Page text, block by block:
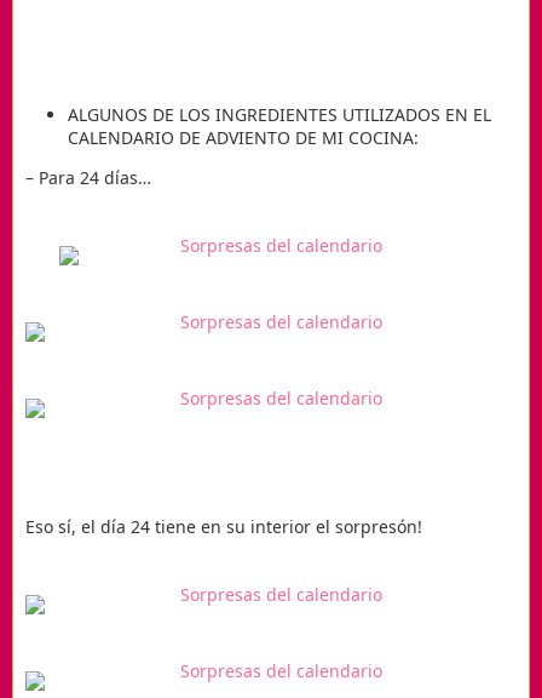
ALGUNOS DE LOS INGREDIENTES UTILIZADOS EN EL
CALENDARIO DE ADVIENTO DE MI COCINA:
– Para 24 días…
Eso sí, el día 24 tiene en su interior el sorpresón!